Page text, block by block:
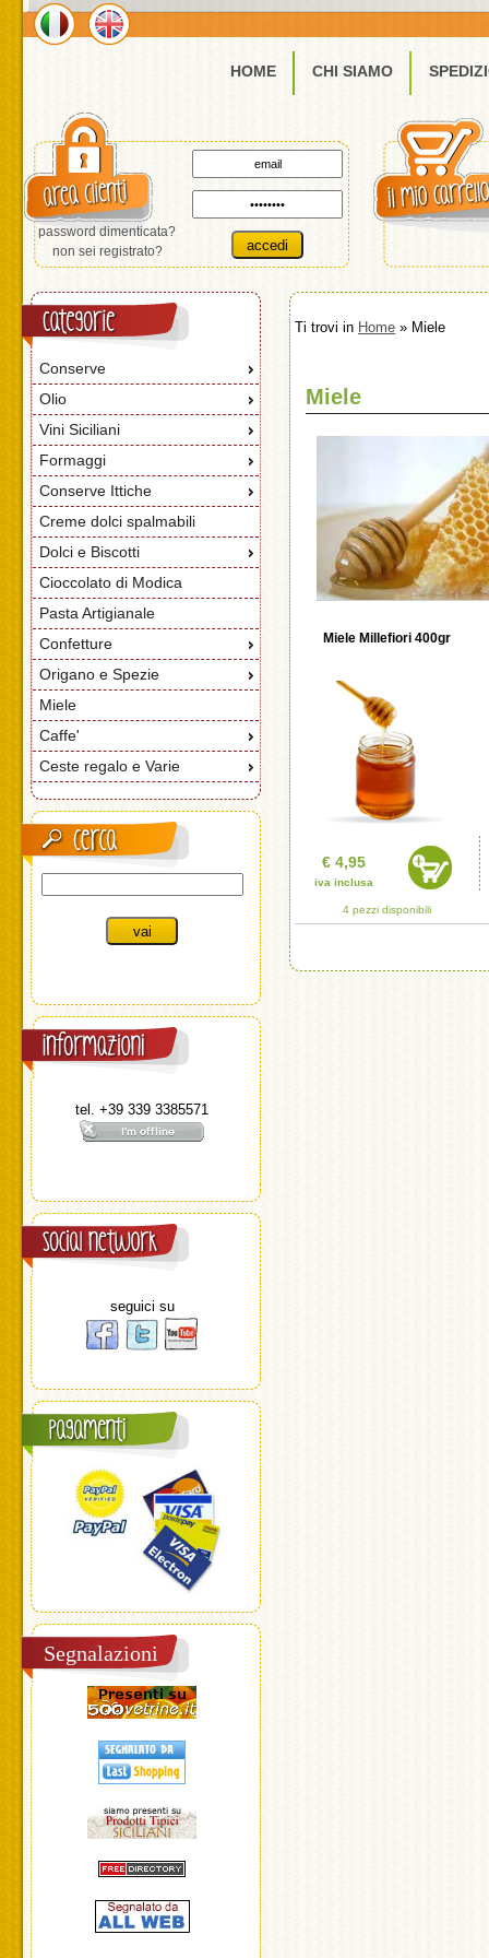
HOME CHI SIAMO
password dimenticata?
non sei registrato?
Conserve
Olio
Vini Siciliani
Formaggi
Conserve Ittiche
Creme dolci spalmabili
Dolci e Biscotti
Cioccolato di Modica
Pasta Artigianale
Confetture
Origano e Spezie
Miele
Caffe'
Ceste regalo e Varie
tel. +39 339 3385571
seguici su
Segnalazioni
Ti trovi in Home » Miele
Miele
Miele Millefiori 400gr
€ 4,95
iva inclusa
4 pezzi disponibili